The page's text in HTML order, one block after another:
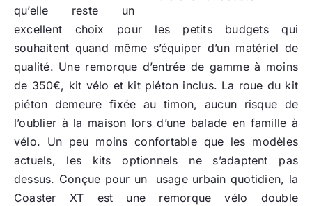
qu’elle reste un
excellent choix pour les petits budgets qui
souhaitent quand même s’équiper d’un matériel de
qualité. Une remorque d’entrée de gamme à moins
de 350€, kit vélo et kit piéton inclus. La roue du kit
piéton demeure fixée au timon, aucun risque de
l’oublier à la maison lors d’une balade en famille à
vélo. Un peu moins confortable que les modèles
actuels, les kits optionnels ne s’adaptent pas
dessus. Conçue pour un usage urbain quotidien, la
Coaster XT est une remorque vélo double